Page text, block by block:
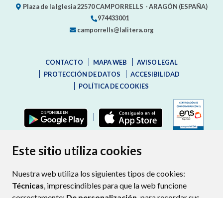
Este sitio utiliza cookies
Nuestra web utiliza los siguientes tipos de cookies:
Técnicas, imprescindibles para que la web funcione
Plaza de la Iglesia22570 CAMPORRELLS - ARAGÓN (ESPAÑA)
974433001
camporrells@lalitera.org
CONTACTO MAPA WEB
AVISO LEGAL
PROTECCIÓN DE DATOS
ACCESIBILIDAD
POLÍTICA DE COOKIES